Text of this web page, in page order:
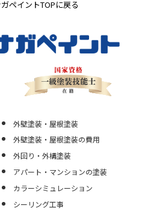
ペイントTOPに戻る
外壁塗装・屋根塗装
外壁塗装・屋根塗装の費用
外回り・外構塗装
アパート・マンションの塗装
カラーシミュレーション
シーリング工事